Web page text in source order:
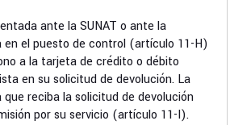
ante la SUNAT o ante la
en el puesto de control (artículo 11-H)
a la tarjeta de crédito o débito
en su solicitud de devolución. La
que reciba la solicitud de devolución
por su servicio (artículo 11-I).